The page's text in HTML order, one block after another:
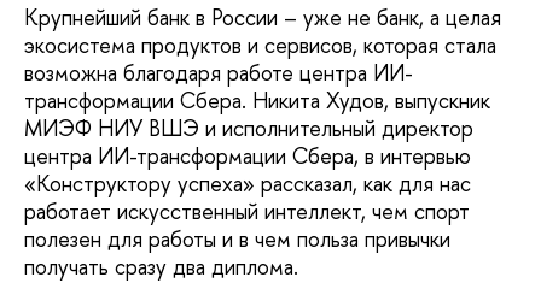
Крупнейший банк в России – уже не банк, а целая
экосистема продуктов и сервисов, которая стала
возможна благодаря работе центра ИИ-
трансформации Сбера. Никита Худов, выпускник
МИЭФ НИУ ВШЭ и исполнительный директор
центра ИИ-трансформации Сбера, в интервью
«Конструктору успеха» рассказал, как для нас
работает искусственный интеллект, чем спорт
полезен для работы и в чем польза привычки
получать сразу два диплома.